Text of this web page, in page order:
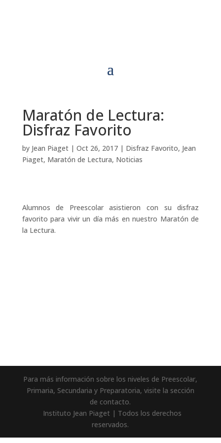
Maratón de Lectura:
Disfraz Favorito
by Jean Piaget| Oct 26, 2017| Disfraz Favorito, Jean
Piaget, Maratón de Lectura, Noticias
Alumnos de Preescolar asistieron con su disfraz
favorito para vivir un día más en nuestro Maratón de
la Lectura.
Para más información sobre los niveles de Preescolar,
Primaria, Secundaria y Preparatoria, visite la sección
de contacto.
Instituto Jean Piaget | Todos los derechos
reservados.